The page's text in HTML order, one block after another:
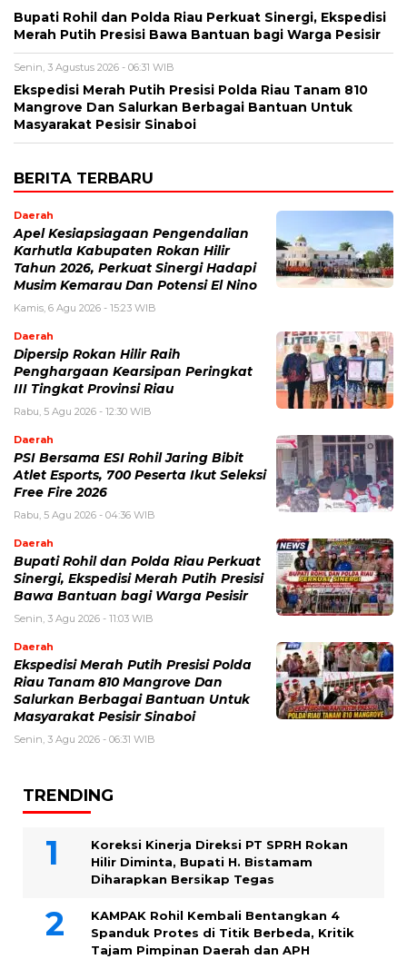
Bupati Rohil dan Polda Riau Perkuat Sinergi, Ekspedisi
Merah Putih Presisi Bawa Bantuan bagi Warga Pesisir
Senin, 3 Agustus 2026 - 06:31 WIB
Ekspedisi Merah Putih Presisi Polda Riau Tanam 810
Mangrove Dan Salurkan Berbagai Bantuan Untuk
Masyarakat Pesisir Sinaboi
BERITA TERBARU
Daerah
Apel Kesiapsiagaan Pengendalian
Karhutla Kabupaten Rokan Hilir
Tahun 2026, Perkuat Sinergi Hadapi
Musim Kemarau Dan Potensi El Nino
Kamis, 6 Agu 2026 - 15:23 WIB
Daerah
Dipersip Rokan Hilir Raih
Penghargaan Kearsipan Peringkat
III Tingkat Provinsi Riau
Rabu, 5 Agu 2026 - 12:30 WIB
Daerah
PSI Bersama ESI Rohil Jaring Bibit
Atlet Esports, 700 Peserta Ikut Seleksi
Free Fire 2026
Rabu, 5 Agu 2026 - 04:36 WIB
Daerah
Bupati Rohil dan Polda Riau Perkuat
Sinergi, Ekspedisi Merah Putih Presisi
Bawa Bantuan bagi Warga Pesisir
Senin, 3 Agu 2026 - 11:03 WIB
Daerah
Ekspedisi Merah Putih Presisi Polda
Riau Tanam 810 Mangrove Dan
Salurkan Berbagai Bantuan Untuk
Masyarakat Pesisir Sinaboi
Senin, 3 Agu 2026 - 06:31 WIB
TRENDING
Koreksi Kinerja Direksi PT SPRH Rokan
Hilir Diminta, Bupati H. Bistamam
Diharapkan Bersikap Tegas
KAMPAK Rohil Kembali Bentangkan 4
Spanduk Protes di Titik Berbeda, Kritik
Tajam Pimpinan Daerah dan APH